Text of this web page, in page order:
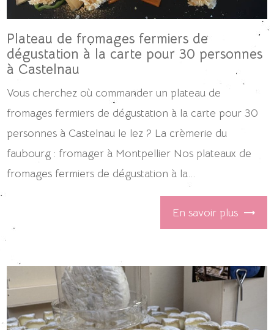
Plateau de fromages fermiers de
dégustation à la carte pour 30 personnes
à Castelnau
Vous cherchez où commander un plateau de
fromages fermiers de dégustation à la carte pour 30
personnes à Castelnau le lez ? La crèmerie du
faubourg : fromager à Montpellier Nos plateaux de
fromages fermiers de dégustation à la...
En savoir plus